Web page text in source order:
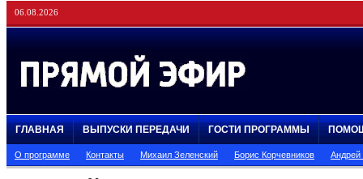
06.08.2026
ГЛАВНАЯ ВЫПУСКИ ПЕРЕДАЧИ ГОСТИ ПРОГРАММЫ
О программе Контакты Михаил Зеленский Борис Корчевников